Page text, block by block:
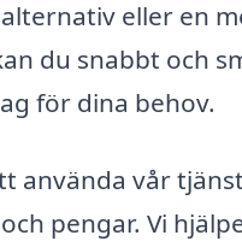
eller en
du snabbt och
för dina behov.
använda vår
pengar. Vi